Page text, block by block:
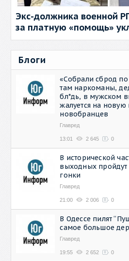
Экс-должника военной
за платную «помощь»
Блоги
«Собрали сброд по
там наркоманы,
бл*дь, в мужском
жалуется на новую
новобранцев
Главред
13:01 2 645 0
В исторической
выходных
гонки
Главред
21:00 2 006 0
В Одессе пилят
самое большое
Главред
19:55 2 652 0